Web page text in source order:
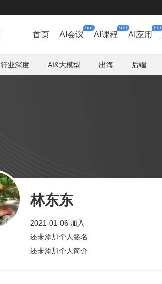
首页 AI会议
hot
AI课程
hot
AI应用
hot
行业深度 AI&大模型 出海 后端
林东东
2021-01-06 加入
还未添加个人签名
还未添加个人简介